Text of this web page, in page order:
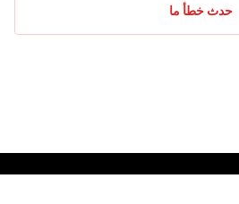
حدث خطأ ما